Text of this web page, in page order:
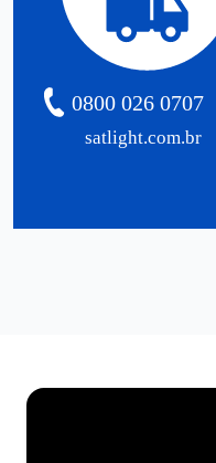
satlight.com.br
0800 026 0707